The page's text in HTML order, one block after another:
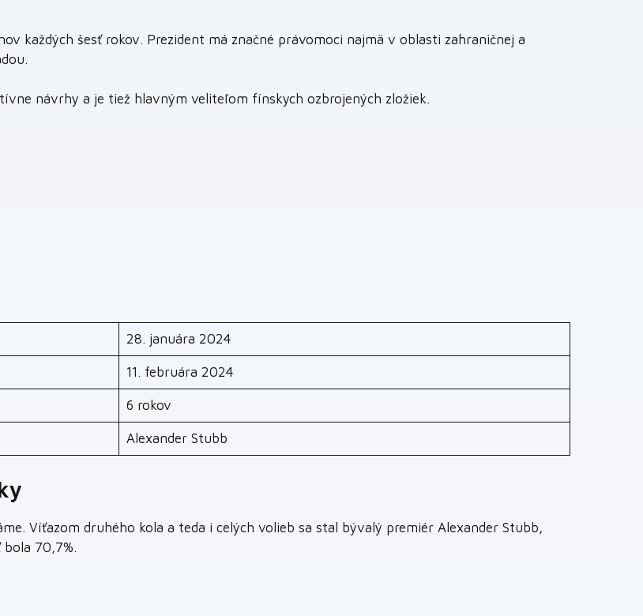
každých šesť rokov. Prezident má značné právomoci najmä v oblasti zahraničnej a
návrhy a je tiež hlavným veliteľom fínskych ozbrojených zložiek.
28. januára 2024
11. februára 2024
6 rokov
Alexander Stubb
Víťazom druhého kola a teda i celých volieb sa stal bývalý premiér Alexander Stubb,
70,7%.